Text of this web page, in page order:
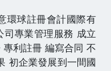
環球註冊會計國際有
司專業管理服務 成立
利註冊 編寫合同 不
初企業發展到一間國